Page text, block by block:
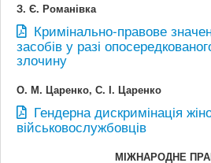
З. Є. Романівка
Кримінально-правове
засобів у разі
злочину
О. М. Царенко, С. І. Царенко
Гендерна дискримінація
військовослужбовців
МІЖНАРОДНЕ